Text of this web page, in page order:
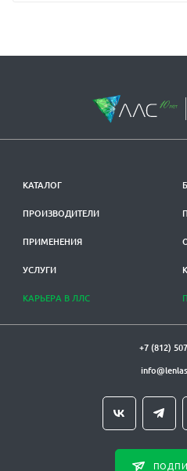
КАТАЛОГ
ПРОИЗВОДИТЕЛИ
ПРИМЕНЕНИЯ
УСЛУГИ
КАРЬЕРА В ЛЛС
+7 (812)